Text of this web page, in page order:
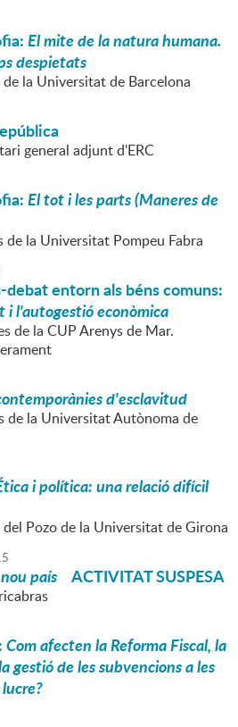
El mite de la natura humana.
despietats
la Universitat de Barcelona
general adjunt d'ERC
El tot i les parts (Maneres de
de la Universitat Pompeu Fabra
entorn als béns comuns:
i l'autogestió econòmica
de la CUP Arenys de Mar.
d'esclavitud
de la Universitat Autònoma de
i política: una relació difícil
Pozo de la Universitat de Girona
país ACTIVITAT SUSPESA
Com afecten la Reforma Fiscal, la
gestió de les subvencions a les